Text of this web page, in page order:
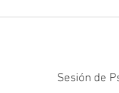
Sesión de